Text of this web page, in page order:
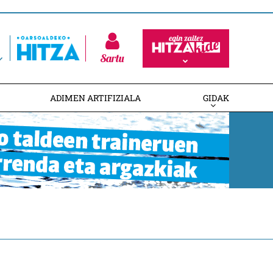
Sartu
ADIMEN ARTIFIZIALA GIDAK